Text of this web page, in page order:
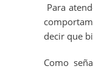
Para
decir que
Como